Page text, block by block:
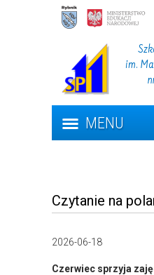
im.
MENU
Czytanie na
2026-06-18
Czerwiec sprzyja